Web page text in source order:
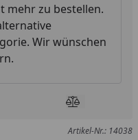
mehr zu bestellen.
Wir wünschen
hinzufügenProdukt
Artikel-Nr.: 14038